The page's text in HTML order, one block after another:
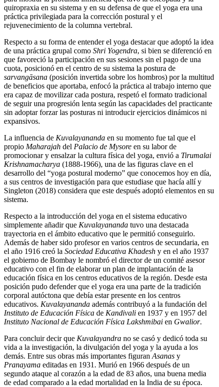
quiropraxia en su sistema y en su defensa de que el yoga era una
práctica privilegiada para la corrección postural y el
rejuvenecimiento de la columna vertebral.
Respecto a su forma de entender el yoga destacar que adoptó la idea
de una práctica grupal como Shri Yogendra, si bien se diferenció en
que favoreció la participación en sus sesiones sin el pago de una
cuota, posicionó en el centro de su sistema la postura de
sarvangāsana (posición invertida sobre los hombros) por la multitud
de beneficios que aportaba, enfocó la práctica al trabajo interno que
era capaz de movilizar cada postura, respetó el formato tradicional
de seguir una progresión lenta según las capacidades del practicante
sin adoptar forzar las posturas ni introducir ejercicios dinámicos ni
expansivos.
La influencia de Kuvalayananda en su momento fue tal que el
propio Maharajah del Palacio de Mysore en su labor de
promocionar y ensalzar la cultura física del yoga, envió a Tirumalai
Krishnamacharya (1888-1966), una de las figuras clave en el
desarrollo del “yoga postural moderno” que conocemos hoy en día,
a sus centros de investigación para que estudiase que hacía allí y
Singleton (2018) considera que este después adoptó elementos en su
sistema.
Respecto a la introducción del yoga en el sistema educativo
simplemente añadir que Kuvalayananda tuvo una destacada
trayectoria en el ámbito educativo que le permitió conseguirlo.
Además de haber sido profesor en varios centros de secundaria, en
el año 1916 creó la Sociedad Educativa Khadesh y en el año 1937
el gobierno de Bombay le nombró el director de un comité asesor
educativo con el fin de elaborar un plan de implantación de la
educación física en los centros educativos de la región. Desde esta
posición pudo defender que el yoga era una parte de la tradición
corporal autóctona que debía estar presente en los centros
educativos. Kuvalayananda además contribuyó a la fundación del
Instituto de Educación Física de Kandivali en 1937 y en 1957 del
Instituto Nacional de Educación Física Lakshmibai en Gwalior.
Para concluir decir que Kuvalayandra no se casó y dedicó toda su
vida a la investigación, la divulgación del yoga y la ayuda a los
demás. Entre sus obras más importantes figuran Asanas y
Pranayama editadas en 1931. Murió en 1966 después de un
segundo ataque al corazón a la edad de 83 años, una buena media
de edad comparado a la edad mortalidad en la India de su época.